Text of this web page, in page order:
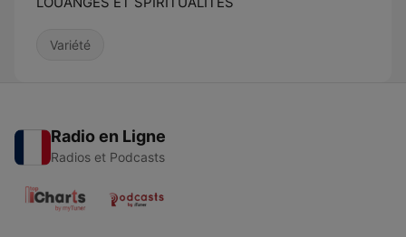
Variété
Radio en Ligne
Radios et Podcasts